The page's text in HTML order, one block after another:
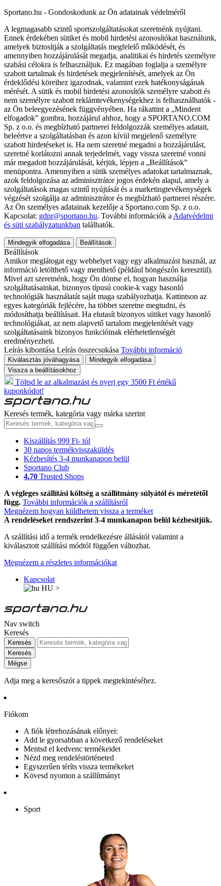
Sportano.hu - Gondoskodunk az Ön adatainak védelméről
A legmagasabb szintű sportszolgáltatásokat szeretnénk nyújtani.
Ennek érdekében sütiket és mobil hirdetési azonosítókat használunk,
amelyek biztosítják a szolgáltatás megfelelő működését, és
amennyiben hozzájárulását megadja, analitikai és hirdetés személyre
szabási célokra is felhasználjuk. Ez magában foglalja a személyre
szabott tartalmak és hirdetések megjelenítését, amelyek az Ön
érdeklődési köreihez igazodnak, valamint ezek hatékonyságának
mérését. A sütik és mobil hirdetési azonosítók személyre szabott és
nem személyre szabott reklámtevékenységekhez is felhasználhatók -
az Ön beleegyezésének függvényében. Ha rákattint a „Mindent
elfogadok” gombra, hozzájárul ahhoz, hogy a SPORTANO.COM
Sp. z o.o. és megbízható partnerei feldolgozzák személyes adatait,
beleértve a szolgáltatásban és azon kívül megjelenő személyre
szabott hirdetéseket is. Ha nem szeretné megadni a hozzájárulást,
szeretné korlátozni annak terjedelmét, vagy vissza szeretné vonni
már megadott hozzájárulását, kérjük, lépjen a „Beállítások”
menüpontra. Amennyiben a sütik személyes adatokat tartalmaznak,
azok feldolgozása az adminisztrátor jogos érdekén alapul, amely a
szolgáltatások magas szintű nyújtását és a marketingtevékenységek
végzését szolgálja az adminisztrátor és megbízható partnerei részére.
Az Ön személyes adatainak kezelője a Sportano.com Sp. z o.o.
Kapcsolat: gdpr@sportano.hu. További információk a Adatvédelmi
és süti szabályzatunkban találhatók.
Mindegyik elfogadása Beállítások
Beállítások
Amikor meglátogat egy webhelyet vagy egy alkalmazást használ, az
információ letölthető vagy menthető (például böngészőn keresztül).
Mivel azt szeretnénk, hogy Ön döntse el, hogyan használja
szolgáltatásainkat, bizonyos típusú cookie-k vagy hasonló
technológiák használatát saját maga szabályozhatja. Kattintson az
egyes kategóriák fejlécére, ha többet szeretne megtudni, és
módosíthatja beállításait. Ha elutasít bizonyos sütiket vagy hasonló
technológiákat, az nem alapvető tartalom megjelenítését vagy
szolgáltatásaink bizonyos funkcióinak elérhetetlenségét
eredményezheti.
Leírás kibontása Leírás összecsukása További információ
Kiválasztás jóváhagyása
Mindegyik elfogadása
Vissza a beállításokhoz
Töltsd le az alkalmazást és nyerj egy 3500 Ft értékű
kuponkódot!
Keresés termék, kategória vagy márka szerint
Kiszállítás 999 Ft- tól
30 napos termékvisszaküldés
Kézbesítés 3-4 munkanapon belül
Sportano Club
4.70 Trusted Shops
A végleges szállítási költség a szállítmány súlyától és méretétől
függ. További információk a szállításról
Megnézem hogyan küldhetem vissza a terméket
A rendeléseket rendszerint 3-4 munkanapon belül kézbesítjük.
A szállítási idő a termék rendelkezésre állásától valamint a
kiválasztott szállítási módtól függően változhat.
Megnézem a részletes információkat
Kapcsolat
HU >
Nav switch
Keresés
Keresés
Keresés
Mégse
Adja meg a keresőszót a tippek megtekintéséhez.
Fiókom
A fiók létrehozásának előnyei:
Add le gyorsabban a következő rendeléseket
Mentsd el kedvenc termékeidet
Nézd meg rendeléstörténeted
Egyszerűen téríts vissza termékeket
Kövesd nyomon a szállítmányt
Sport